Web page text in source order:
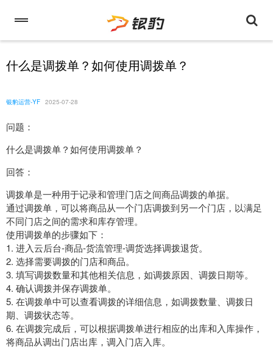
什么是调拨单？如何使用调拨单？
银豹运营-YF 2025-07-28
问题：
什么是调拨单？如何使用调拨单？
回答：
调拨单是一种用于记录和管理门店之间商品调拨的单据。
通过调拨单，可以将商品从一个门店调拨到另一个门店，以满足
不同门店之间的需求和库存管理。
使用调拨单的步骤如下：
1. 进入云后台-商品-货流管理-调货选择调拨退货。
2. 选择需要调拨的门店和商品。
3. 填写调拨数量和其他相关信息，如调拨原因、调拨日期等。
4. 确认调拨并保存调拨单。
5. 在调拨单中可以查看调拨的详细信息，如调拨数量、调拨日
期、调拨状态等。
6. 在调拨完成后，可以根据调拨单进行相应的出库和入库操作，
将商品从调出门店出库，调入门店入库。